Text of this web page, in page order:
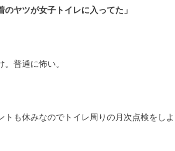
のヤツが女子トイレに入ってた」
普通に怖い。
トも休みなのでトイレ周りの月次点検をしよ